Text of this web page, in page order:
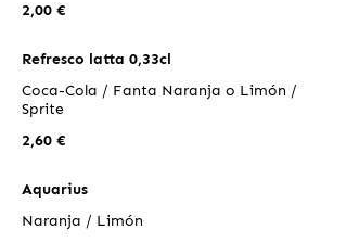
2,00 €
Refresco latta 0,33cl
Coca-Cola / Fanta Naranja o Limón /
Sprite
2,60 €
Aquarius
Naranja / Limón